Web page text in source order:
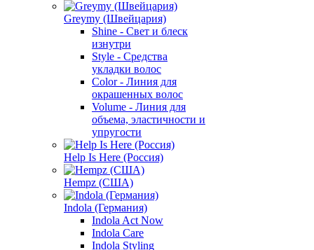
Greymy (Швейцария)
Shine - Свет и блеск
изнутри
Style - Средства
укладки волос
Color - Линия для
окрашенных волос
Volume - Линия для
объема, эластичности и
упругости
Help Is Here (Россия)
Hempz (США)
Indola (Германия)
Indola Act Now
Indola Care
Indola Styling